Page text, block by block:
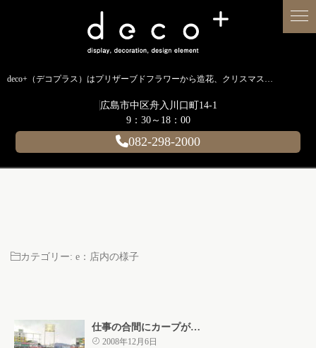
deco+（デコプラス）はプリザーブドフラワーから造花、クリスマス装飾、イルミネーションに至るまで扱う広島のディスプレイ専門ショップです。
広島市中区舟入川口町14-1
9：30～18：00
082-298-2000
カテゴリー: e：店内の様子
仕事の合間にカープが…
2008年12月6日